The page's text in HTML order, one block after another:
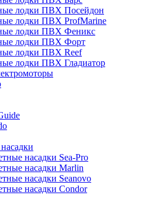
лодки ПВХ Посейдон
лодки ПВХ ProfMarine
лодки ПВХ Феникс
лодки ПВХ Форт
лодки ПВХ Reef
лодки ПВХ Гладиатор
насадки Sea-Pro
насадки Marlin
насадки Seanovo
насадки Condor